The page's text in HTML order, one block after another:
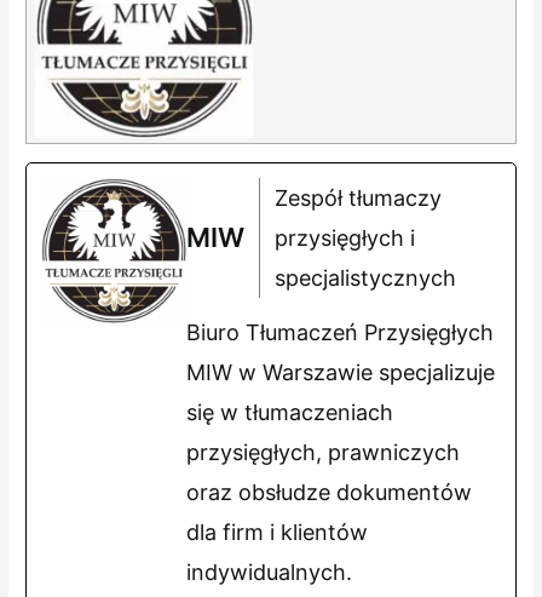
MIW
Zespół tłumaczy
przysięgłych i
specjalistycznych
Biuro Tłumaczeń Przysięgłych
MIW w Warszawie specjalizuje
się w tłumaczeniach
przysięgłych, prawniczych
oraz obsłudze dokumentów
dla firm i klientów
indywidualnych.